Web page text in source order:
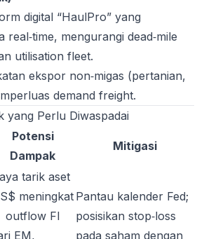
digital “HaulPro” yang
real‑time, mengurangi dead‑mile
utilisation fleet.
ekspor non‑migas (pertanian,
demand freight.
yang Perlu Diwaspadai
Potensi
Dampak
Mitigasi
tarik aset
meningkat
outflow FI
EM,
Pantau kalender Fed;
posisikan stop‑loss
pada saham dengan